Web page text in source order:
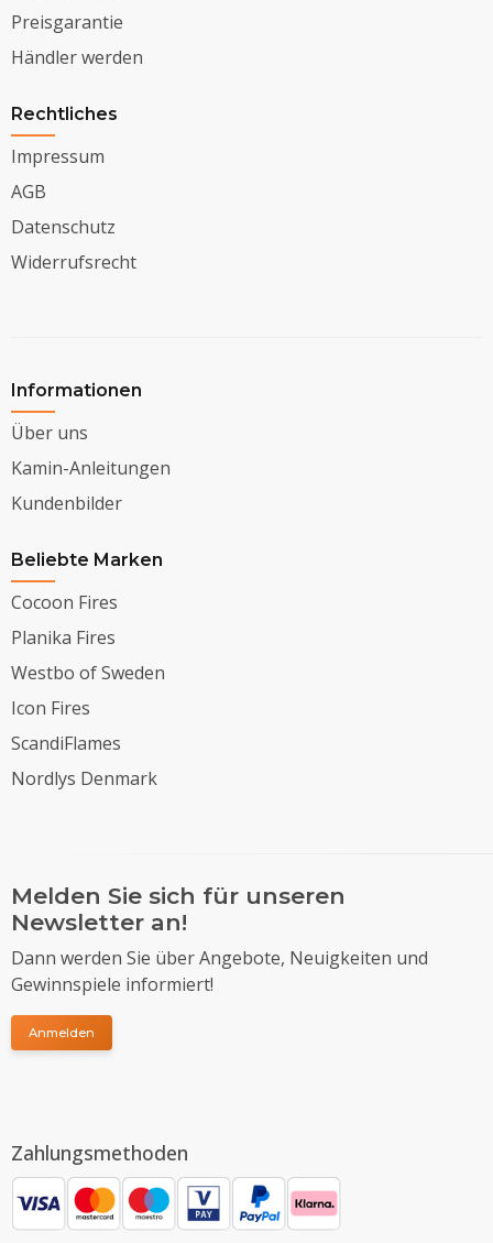
Preisgarantie
Händler werden
Rechtliches
Impressum
AGB
Datenschutz
Widerrufsrecht
Informationen
Über uns
Kamin-Anleitungen
Kundenbilder
Beliebte Marken
Cocoon Fires
Planika Fires
Westbo of Sweden
Icon Fires
ScandiFlames
Nordlys Denmark
Melden Sie sich für unseren
Newsletter an!
Dann werden Sie über Angebote, Neuigkeiten und
Gewinnspiele informiert!
Anmelden
Zahlungsmethoden